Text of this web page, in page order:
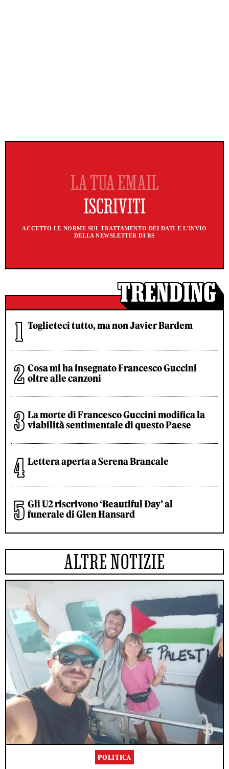
ACCETTO LE NORME SUL TRATTAMENTO DEI DATI E L'INVIO
DELLA NEWSLETTER DI RS
Toglieteci tutto, ma non Javier Bardem
Cosa mi ha insegnato Francesco Guccini
oltre alle canzoni
La morte di Francesco Guccini modifica la
viabilità sentimentale di questo Paese
Lettera aperta a Serena Brancale
Gli U2 riscrivono ‘Beautiful Day’ al
funerale di Glen Hansard
ALTRE NOTIZIE
POLITICA